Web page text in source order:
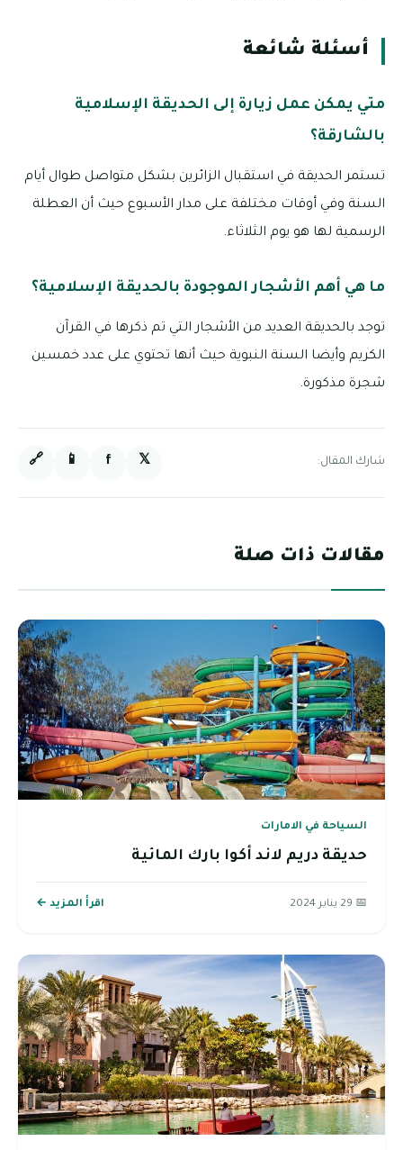
أسئلة شائعة
متي يمكن عمل زيارة إلى الحديقة الإسلامية
بالشارقة؟
تستمر الحديقة في استقبال الزائرين بشكل متواصل طوال أيام
السنة وفي أوقات مختلفة على مدار الأسبوع حيث أن العطلة
الرسمية لها هو يوم الثلاثاء.
ما هي أهم الأشجار الموجودة بالحديقة الإسلامية؟
توجد بالحديقة العديد من الأشجار التي تم ذكرها في القرآن
الكريم وأيضا السنة النبوية حيث أنها تحتوي على عدد خمسين
شجرة مذكورة.
شارك المقال: 𝕏
f
📱
🔗
مقالات ذات صلة
السياحة في الامارات
حديقة دريم لاند أكوا بارك المائية
📅 29 يناير 2024 اقرأ المزيد ←